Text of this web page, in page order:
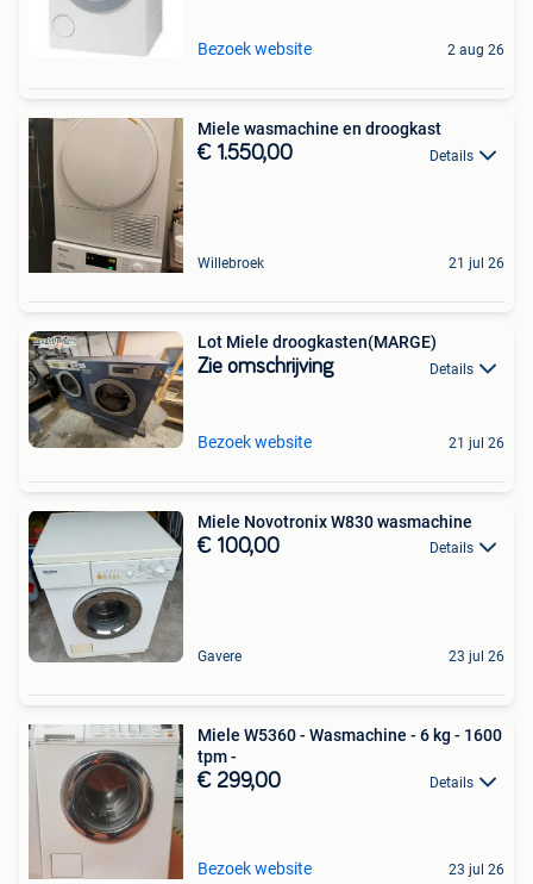
Bezoek website 2 aug 26
Miele wasmachine en droogkast
€ 1.550,00 Details
Willebroek 21 jul 26
Lot Miele droogkasten(MARGE)
Zie omschrijving Details
Bezoek website 21 jul 26
Miele Novotronix W830 wasmachine
€ 100,00 Details
Gavere 23 jul 26
Miele W5360 - Wasmachine - 6 kg - 1600
tpm -
€ 299,00 Details
Bezoek website 23 jul 26